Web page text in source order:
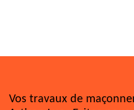
Vos travaux de